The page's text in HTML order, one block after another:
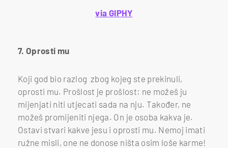
via GIPHY
7. Oprosti mu
Koji god bio razlog zbog kojeg ste prekinuli,
oprosti mu. Prošlost je prošlost: ne možeš ju
mijenjati niti utjecati sada na nju. Također, ne
možeš promijeniti njega. On je osoba kakva je.
Ostavi stvari kakve jesu i oprosti mu. Nemoj imati
ružne misli, one ne donose ništa osim loše karme!